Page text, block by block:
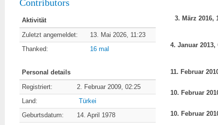
Contributors
Aktivität
Zuletzt angemeldet:
13. Mai 2026, 11:23
Thanked:
16 mal
Personal details
Registriert:
2. Februar 2009, 02:25
Land:
Türkei
Geburtsdatum:
14. April 1978
3. März 2016,